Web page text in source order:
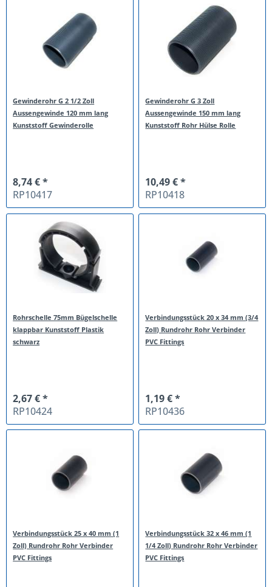
Gewinderohr G 2 1/2 Zoll
Aussengewinde 120 mm lang
Kunststoff Gewinderolle
8,74 € *
RP10417
Gewinderohr G 3 Zoll
Aussengewinde 150 mm lang
Kunststoff Rohr Hülse Rolle
10,49 € *
RP10418
Rohrschelle 75mm Bügelschelle
klappbar Kunststoff Plastik
schwarz
2,67 € *
RP10424
Verbindungsstück 20 x 34 mm (3/4
Zoll) Rundrohr Rohr Verbinder
PVC Fittings
1,19 € *
RP10436
Verbindungsstück 25 x 40 mm (1
Zoll) Rundrohr Rohr Verbinder
PVC Fittings
Verbindungsstück 32 x 46 mm (1
1/4 Zoll) Rundrohr Rohr Verbinder
PVC Fittings